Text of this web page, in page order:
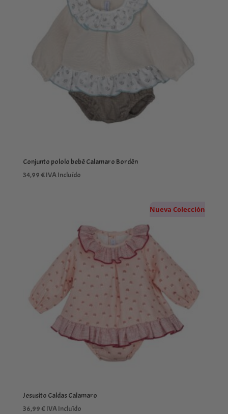
Conjunto pololo bebé Calamaro Bordén
34,99€IVA Incluído
Nueva Colección
Jesusito Caldas Calamaro
36,99€IVA Incluído